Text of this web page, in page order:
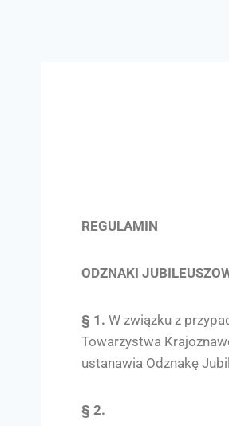
REGULAMIN
ODZNAKI
§ 1. W związku z
Towarzystwa
ustanawia Odznakę
§ 2.